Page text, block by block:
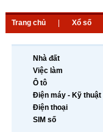
Trang chủ Xổ số
Nhà đất
Việc làm
Ô tô
Điện máy - Kỹ thuật
Điện thoại
SIM số